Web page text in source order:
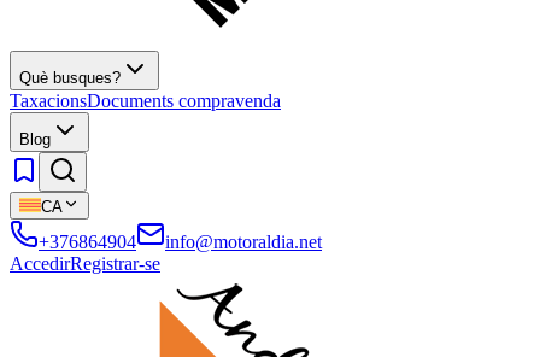
Què busques?
TaxacionsDocuments compravenda
Blog
CA
+376864904
info@motoraldia.net
AccedirRegistrar-se